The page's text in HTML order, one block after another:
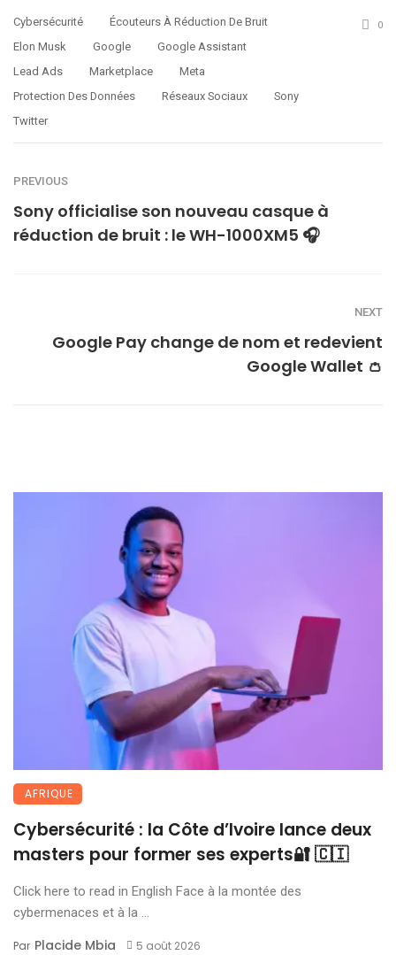
Cybersécurité
Écouteurs À Réduction De Bruit
Elon Musk
Google
Google Assistant
Lead Ads
Marketplace
Meta
Protection Des Données
Réseaux Sociaux
Sony
Twitter
0
PREVIOUS
Sony officialise son nouveau casque à
réduction de bruit : le WH-1000XM5 🎧
NEXT
Google Pay change de nom et redevient
Google Wallet 👛
AFRIQUE
Cybersécurité : la Côte d’Ivoire lance deux
masters pour former ses experts🔐 🇨🇮
Click here to read in English Face à la montée des
cybermenaces et à la ...
Par Placide Mbia 5 août 2026